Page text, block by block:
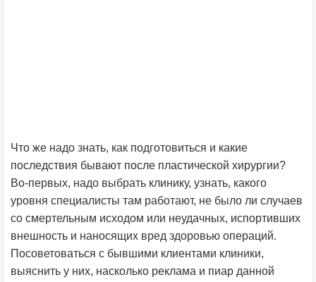
Что же надо знать, как подготовиться и какие
последствия бывают после пластической хирургии?
Во-первых, надо выбрать клинику, узнать, какого
уровня специалисты там работают, не было ли случаев
со смертельным исходом или неудачных, испортивших
внешность и наносящих вред здоровью операций.
Посоветоваться с бывшими клиентами клиники,
выяснить у них, насколько реклама и пиар данной